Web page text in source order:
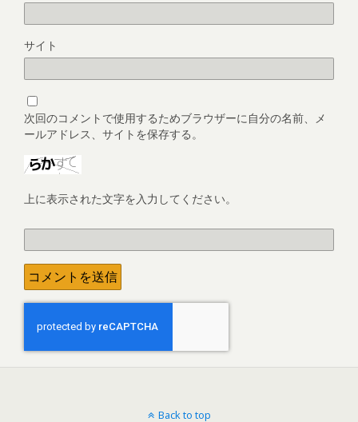
サイト
次回のコメントで使用するためブラウザーに自分の名前、メ
ールアドレス、サイトを保存する。
上に表示された文字を入力してください。
Back to top